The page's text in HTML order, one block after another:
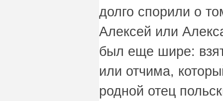
долго спорили о
Алексей или
был еще шире:
или отчима,
родной отец